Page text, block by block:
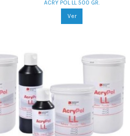
ACRY POL LL 500 GR.
Ver